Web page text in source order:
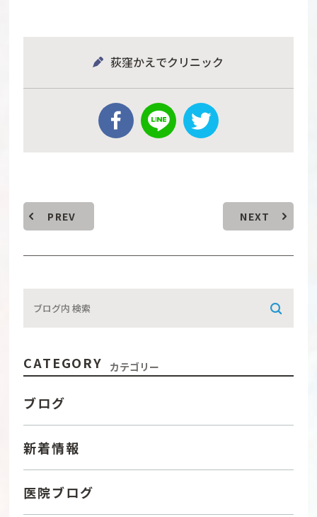
荻窪かえでクリニック
PREV NEXT
CATEGORY カテゴリー
ブログ
新着情報
医院ブログ